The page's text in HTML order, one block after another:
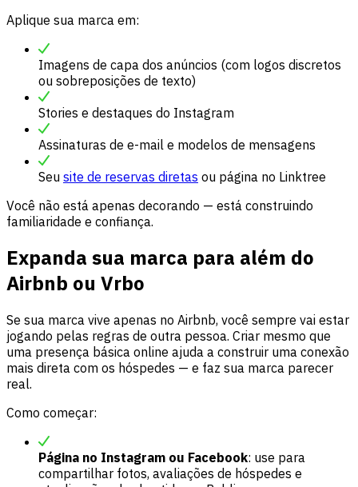
Aplique sua marca em:
Imagens de capa dos anúncios (com logos discretos
ou sobreposições de texto)
Stories e destaques do Instagram
Assinaturas de e-mail e modelos de mensagens
Seu site de reservas diretas ou página no Linktree
Você não está apenas decorando — está construindo
familiaridade e confiança.
Expanda sua marca para além do
Airbnb ou Vrbo
Se sua marca vive apenas no Airbnb, você sempre vai estar
jogando pelas regras de outra pessoa. Criar mesmo que
uma presença básica online ajuda a construir uma conexão
mais direta com os hóspedes — e faz sua marca parecer
real.
Como começar:
Página no Instagram ou Facebook: use para
compartilhar fotos, avaliações de hóspedes e